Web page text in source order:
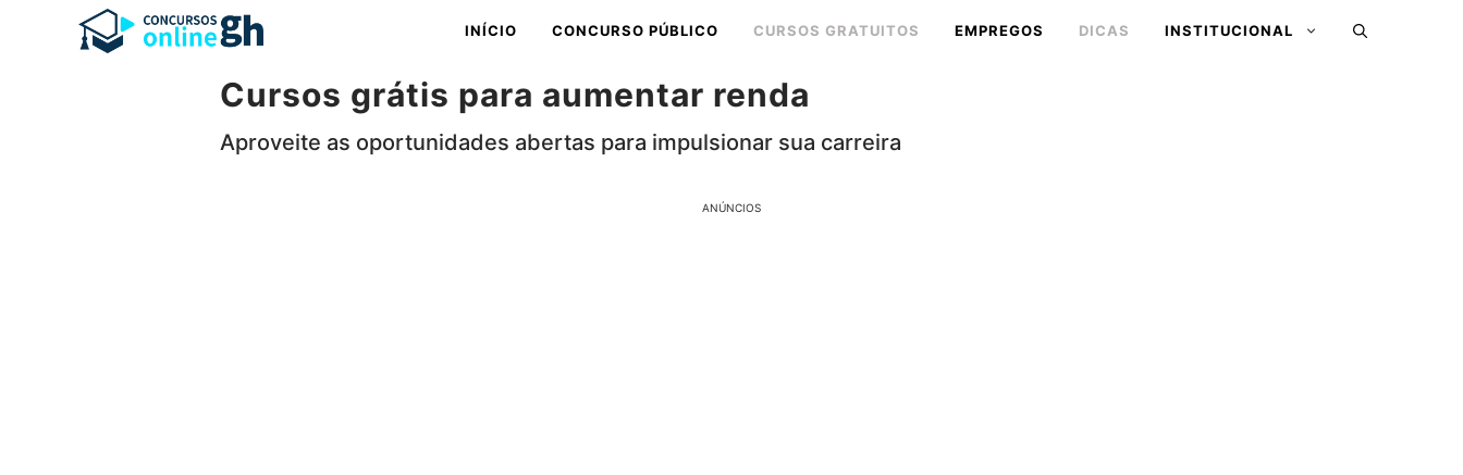
INÍCIO CONCURSO PÚBLICO CURSOS GRATUITOS EMPREGOS DICAS INSTITUCIONAL
Cursos grátis para aumentar renda
Aproveite as oportunidades abertas para impulsionar sua carreira
ANÚNCIOS